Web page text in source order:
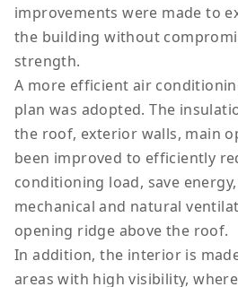
improvements were made to
the building without
strength.
A more efficient air
plan was adopted. The
the roof, exterior walls, main
been improved to efficiently
conditioning load, save
mechanical and natural
opening ridge above the roof.
In addition, the interior is
areas with high visibility,